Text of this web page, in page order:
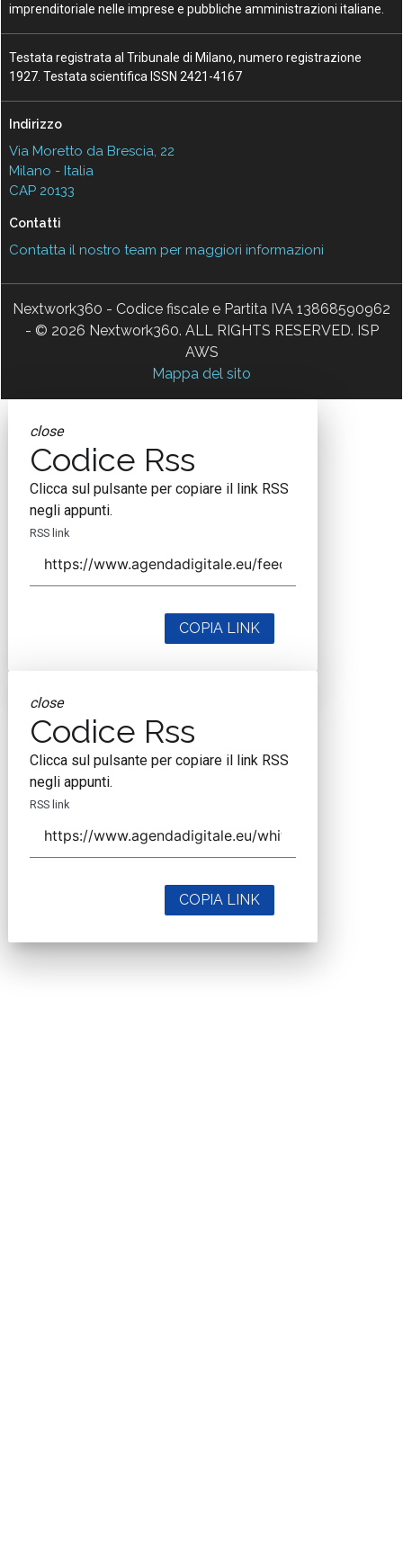
imprenditoriale nelle imprese e pubbliche amministrazioni italiane.
Testata registrata al Tribunale di Milano, numero registrazione
1927. Testata scientifica ISSN 2421-4167
Indirizzo
Via Moretto da Brescia, 22
Milano - Italia
CAP 20133
Contatti
Contatta il nostro team per maggiori informazioni
Nextwork360 - Codice fiscale e Partita IVA 13868590962
- © 2026 Nextwork360. ALL RIGHTS RESERVED. ISP
AWS
Mappa del sito
close
Codice Rss
Clicca sul pulsante per copiare il link RSS
negli appunti.
RSS link
COPIA LINK
close
Codice Rss
Clicca sul pulsante per copiare il link RSS
negli appunti.
RSS link
COPIA LINK